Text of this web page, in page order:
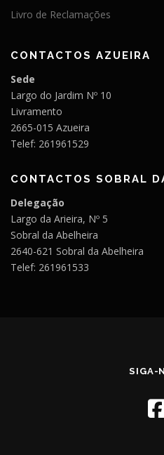
s
Livro de Reclamações
CONTACTOS AZUEIRA
Sede
Largo do Jardim Nº 10
Livramento
2665-015 Azueira
Telef: 261961529
CONTACTOS SOBRAL
Delegação
Largo da Arieira, Nº 5
Sobral da Abelheira
2640-621 Sobral da Abelheira
Telef: 261961533
SIGA-